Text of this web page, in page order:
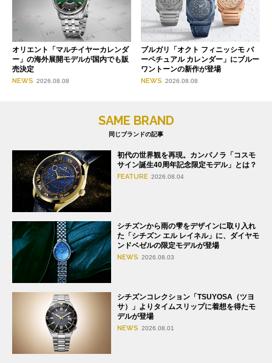
オリエント「マルチイヤーカレンダ
ー」の海外展開モデルが国内でも販
売決定
NEWS 2026.08.08
ブルガリ「オクト フィニッシモ パ
ーペチュアル カレンダー」にブルー
ワントーンの新作が登場
NEWS 2026.08.08
SAME BRAND
同じブランドの記事
初代の世界観を再現。カンパノラ「コスモ
サイン誕生40周年記念限定モデル」とは？
FEATURE 2026.08.04
シチズンから雨の雫をデザインに取り入れ
た「シチズン エル レイネル」に、ダイヤモ
ンドベゼルの限定モデルが登場
NEWS 2026.08.03
シチズンコレクション「TSUYOSA（ツヨ
サ）」よりタイムスリップに着想を得たモ
デルが登場
NEWS 2026.08.01